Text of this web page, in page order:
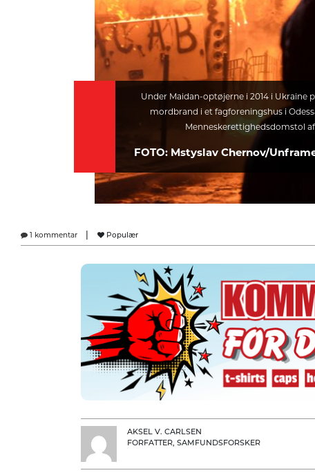
Under Maidan-optøjerne i 2014 i Ukraine
mordbrand i et fagforeningshus i
Menneskerettighedsdomstol
FOTO: Mstyslav Chernov/
1 kommentar Populær
AKSEL V. CARLSEN
FORFATTER, SAMFUNDSFORSKER